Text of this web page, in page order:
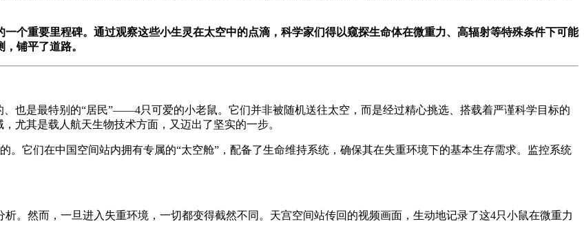
个重要里程碑。通过观察这些小生灵在太空中的点滴，科学家们得以窥探生命体在微重力、高辐射等特殊条件下可能
铺平了道路。
也是最特别的“居民”——4只可爱的小老鼠。它们并非被随机送往太空，而是经过精心挑选、搭载着严谨科学目标的
尤其是载人航天生物技术方面，又迈出了坚实的一步。
。它们在中国空间站内拥有专属的“太空舱”，配备了生命维持系统，确保其在失重环境下的基本生存需求。监控系统
。然而，一旦进入失重环境，一切都变得截然不同。天宫空间站传回的视频画面，生动地记录了这4只小鼠在微重力